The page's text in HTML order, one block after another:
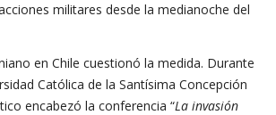
militares desde la medianoche del
en Chile cuestionó la medida. Durante
Católica de la Santísima Concepción
encabezó la conferencia “La invasión